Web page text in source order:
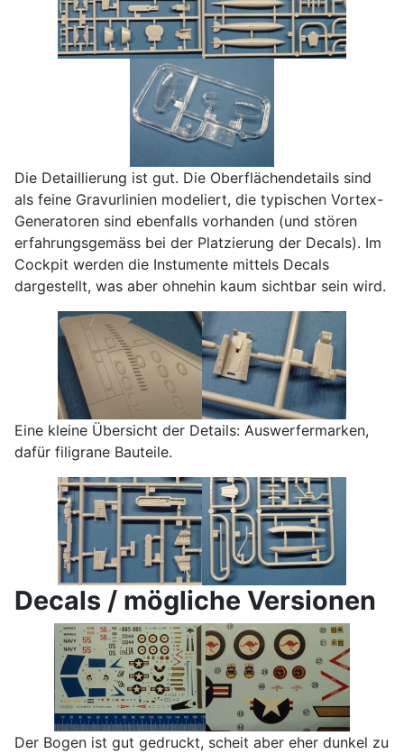
Die Detaillierung ist gut. Die Oberflächendetails sind
als feine Gravurlinien modeliert, die typischen Vortex-
Generatoren sind ebenfalls vorhanden (und stören
erfahrungsgemäss bei der Platzierung der Decals). Im
Cockpit werden die Instumente mittels Decals
dargestellt, was aber ohnehin kaum sichtbar sein wird.
Eine kleine Übersicht der Details: Auswerfermarken,
dafür filigrane Bauteile.
Decals / mögliche Versionen
Der Bogen ist gut gedruckt, scheit aber eher dunkel zu